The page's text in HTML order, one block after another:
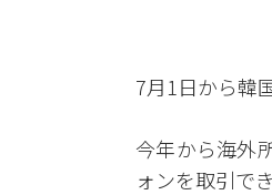
7月1日から韓
今年から海外
ォンを取引で